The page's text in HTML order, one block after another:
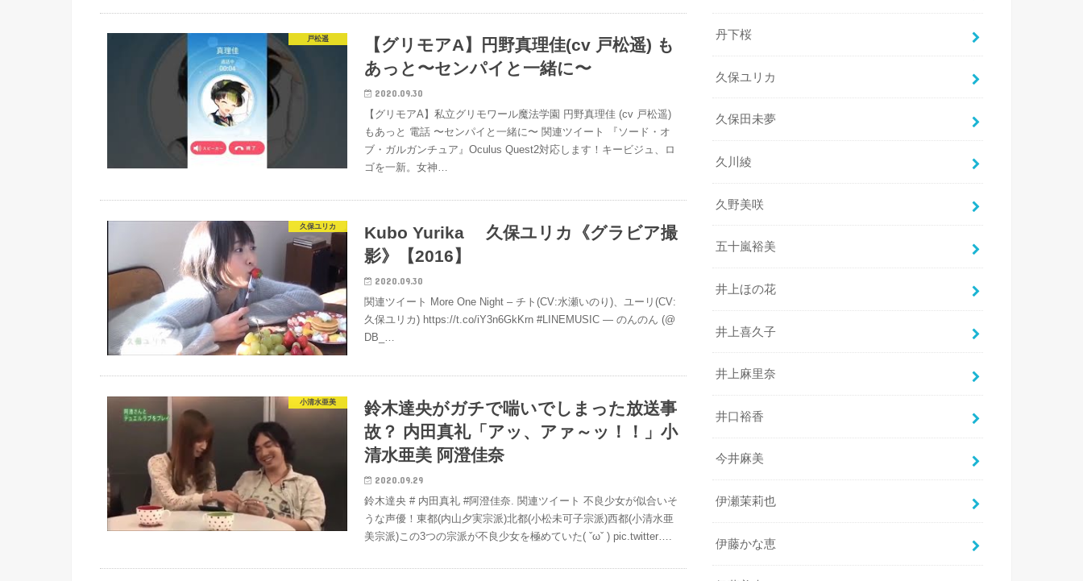
戸松遥
【グリモアA】円野真理佳(cv 戸松遥) も
あっと〜センパイと一緒に〜
2020.09.30
【グリモアA】私立グリモワール魔法学園 円野真理佳 (cv 戸松遥)
もあっと 電話 〜センパイと一緒に〜 関連ツイート 『ソード・オ
ブ・ガルガンチュア』Oculus Quest2対応します！キービジュ、ロ
ゴを一新。女神…
久保ユリカ
Kubo Yurika 久保ユリカ《グラビア撮
影》【2016】
2020.09.30
関連ツイート More One Night – チト(CV:水瀬いのり)、ユーリ(CV:
久保ユリカ) https://t.co/iY3n6GkKrn #LINEMUSIC — のんのん (@
DB_…
小清水亜美
鈴木達央がガチで喘いでしまった放送事
故？ 内田真礼「アッ、アァ～ッ！！」小
清水亜美 阿澄佳奈
2020.09.29
鈴木達央 # 内田真礼 #阿澄佳奈. 関連ツイート 不良少女が似合いそ
うな声優！東都(内山夕実宗派)北都(小松未可子宗派)西都(小清水亜
美宗派)この3つの宗派が不良少女を極めていた( ˇωˇ ) pic.twitter….
丹下桜
久保ユリカ
久保田未夢
久川綾
久野美咲
五十嵐裕美
井上ほの花
井上喜久子
井上麻里奈
井口裕香
今井麻美
伊瀬茉莉也
伊藤かな恵